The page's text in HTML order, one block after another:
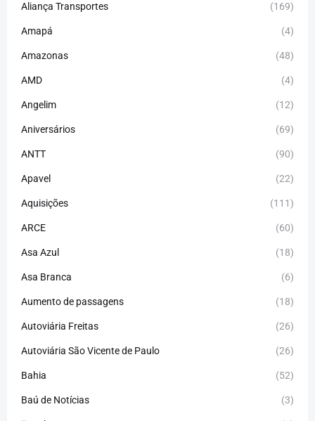
Aliança Transportes (169)
Amapá (4)
Amazonas (48)
AMD (4)
Angelim (12)
Aniversários (69)
ANTT (90)
Apavel (22)
Aquisições (111)
ARCE (60)
Asa Azul (18)
Asa Branca (6)
Aumento de passagens (18)
Autoviária Freitas (26)
Autoviária São Vicente de Paulo (26)
Bahia (52)
Baú de Notícias (3)